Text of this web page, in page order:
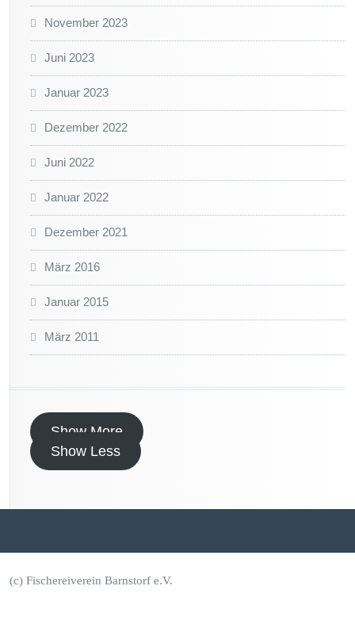
November 2023
Juni 2023
Januar 2023
Dezember 2022
Juni 2022
Januar 2022
Dezember 2021
März 2016
Januar 2015
März 2011
Show More
Show Less
(c) Fischereiverein Barnstorf e.V.